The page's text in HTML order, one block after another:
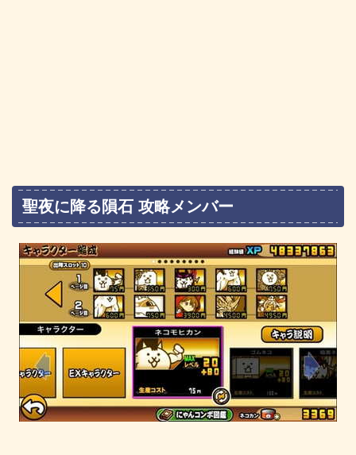
聖夜に降る隕石 攻略メンバー